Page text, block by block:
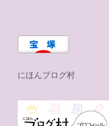
にほんブログ村